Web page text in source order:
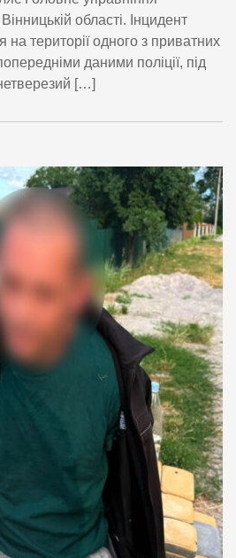
області. Інцидент
на території одного з приватних
даними поліції, під
[…]